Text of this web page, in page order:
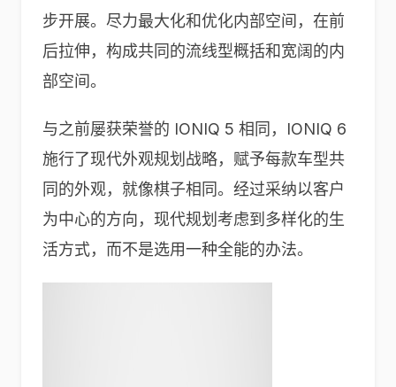
步开展。尽力最大化和优化内部空间，在前
后拉伸，构成共同的流线型概括和宽阔的内
部空间。
与之前屡获荣誉的 IONIQ 5 相同，IONIQ 6
施行了现代外观规划战略，赋予每款车型共
同的外观，就像棋子相同。经过采纳以客户
为中心的方向，现代规划考虑到多样化的生
活方式，而不是选用一种全能的办法。